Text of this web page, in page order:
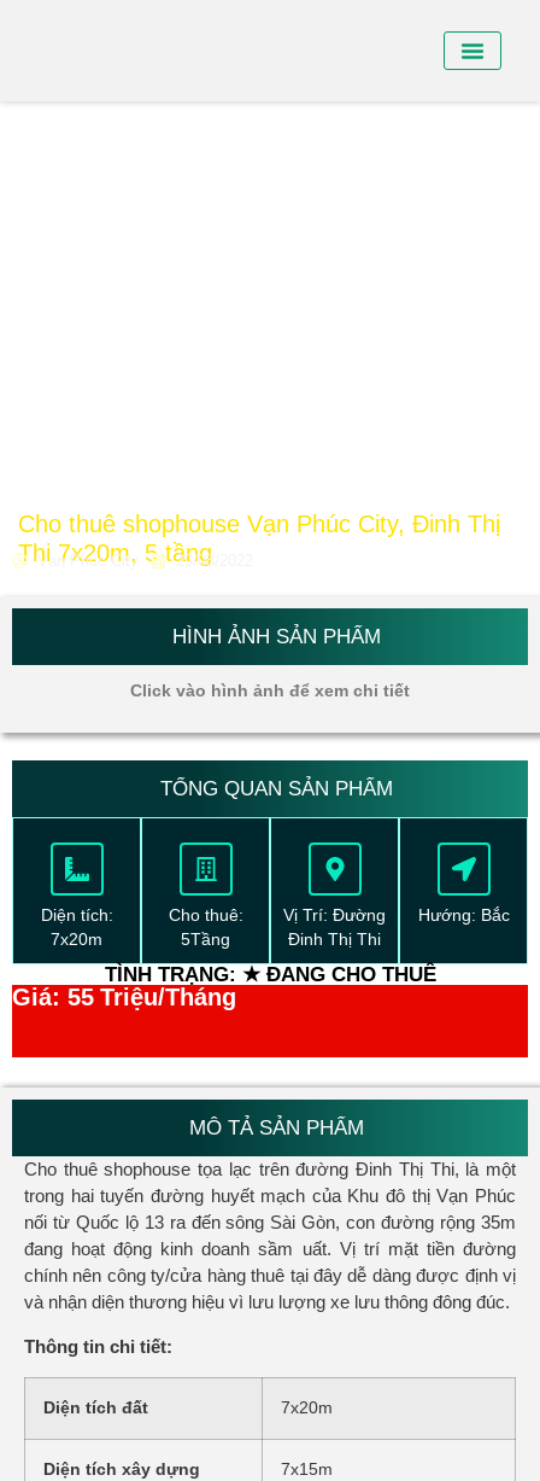
Cho thuê shophouse Vạn Phúc City, Đinh Thị
Thi 7x20m, 5 tầng
Vạn Phúc City 29/08/2022
HÌNH ẢNH SẢN PHẨM
Click vào hình ảnh để xem chi tiết
TỔNG QUAN SẢN PHẨM
Diện tích:
7x20m
Cho thuê:
5Tầng
Vị Trí: Đường
Đinh Thị Thi
Hướng: Bắc
TÌNH TRẠNG: ★ ĐANG CHO THUÊ
Giá: 55 Triệu/Tháng
MÔ TẢ SẢN PHẨM
Cho thuê shophouse tọa lạc trên đường Đinh Thị Thi, là một
trong hai tuyến đường huyết mạch của Khu đô thị Vạn Phúc
nối từ Quốc lộ 13 ra đến sông Sài Gòn, con đường rộng 35m
đang hoạt động kinh doanh sầm uất. Vị trí mặt tiền đường
chính nên công ty/cửa hàng thuê tại đây dễ dàng được định vị
và nhận diện thương hiệu vì lưu lượng xe lưu thông đông đúc.
Thông tin chi tiết:
Diện tích đất 7x20m
Diện tích xây dựng 7x15m